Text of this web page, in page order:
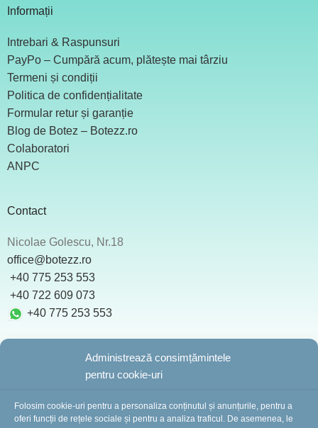
Administrează consimțămintele
pentru cookie-uri
Folosim cookie-uri pentru a personaliza conținutul și anunțurile, pentru a
oferi funcții de rețele sociale și pentru a analiza traficul. De asemenea, le
Informații
Intrebari & Raspunsuri
PayPo – Cumpără acum, plătește mai târziu
Termeni și condiții
Politica de confidențialitate
Formular retur și garanție
Blog de Botez – Botezz.ro
Colaboratori
ANPC
Contact
Nicolae Golescu, Nr.18
office@botezz.ro
+40 775 253 553
‪ +40 722 609 073
+40 775 253 553